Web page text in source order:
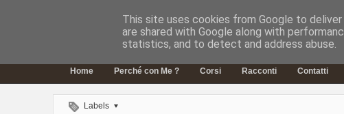
OLTRELAVERTICALE
Home Perché con Me ? Corsi Racconti Contatti
Labels
This site uses cookies from Google to
are shared with Google along with
statistics, and to detect and address abuse.